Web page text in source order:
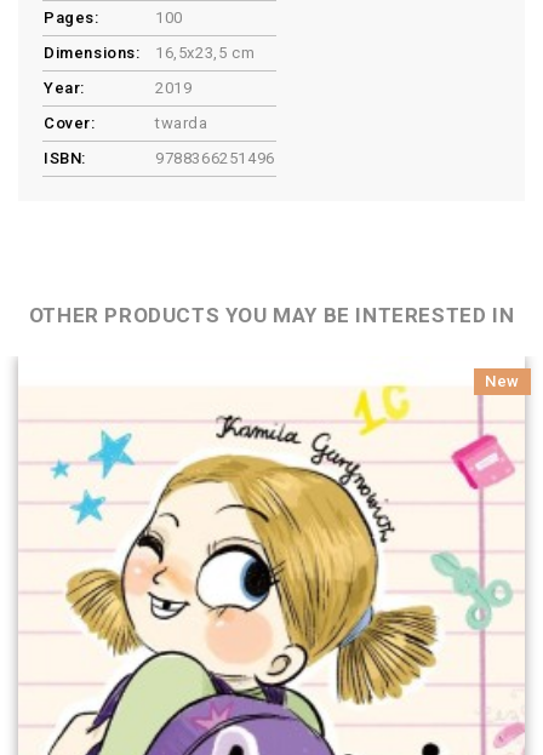
Pages:
100
Dimensions:
16,5x23,5 cm
Year:
2019
Cover:
twarda
ISBN:
9788366251496
OTHER PRODUCTS YOU MAY BE INTERESTED IN
New